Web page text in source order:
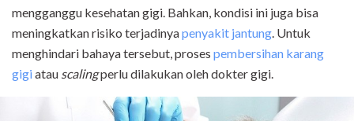
mengganggu kesehatan gigi. Bahkan, kondisi ini juga bisa
meningkatkan risiko terjadinyapenyakit jantung. Untuk
menghindari bahaya tersebut, proses pembersihan karang
gigiatau scalingperlu dilakukan oleh dokter gigi.